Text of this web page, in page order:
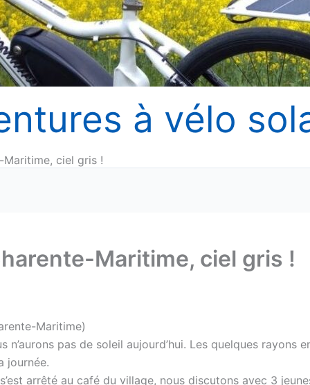
à vélo
Maritime, ciel gris !
Maritime, ciel gris !
Maritime)
pas de soleil aujourd’hui. Les quelques rayons
journée.
arrêté au café du village, nous discutons avec 3